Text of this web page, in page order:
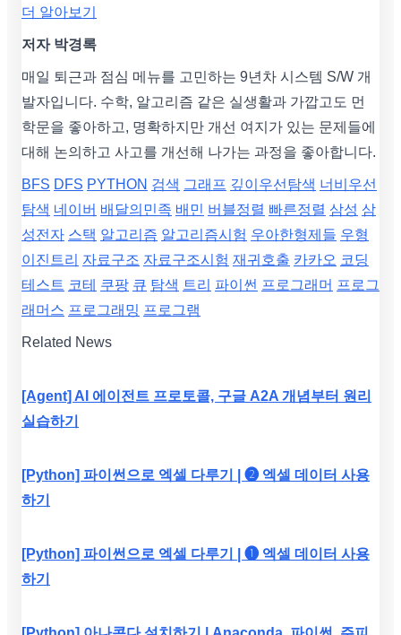
더 알아보기
저자 박경록
매일 퇴근과 점심 메뉴를 고민하는 9년차 시스템 S/W 개
발자입니다. 수학, 알고리즘 같은 실생활과 가깝고도 먼
학문을 좋아하고, 명확하지만 개선 여지가 있는 문제들에
대해 논의하고 사고를 개선해 나가는 과정을 좋아합니다.
BFS DFS PYTHON 검색 그래프 깊이우선탐색 너비우선
탐색 네이버 배달의민족 배민 버블정렬 빠른정렬 삼성 삼
성전자 스택 알고리즘 알고리즘시험 우아한형제들 우형
이진트리 자료구조 자료구조시험 재귀호출 카카오 코딩
테스트 코테 쿠팡 큐 탐색 트리 파이썬 프로그래머 프로그
래머스 프로그래밍 프로그램
Related News
[Agent] AI 에이전트 프로토콜, 구글 A2A 개념부터 원리
실습하기
[Python] 파이썬으로 엑셀 다루기 | ❷ 엑셀 데이터 사용
하기
[Python] 파이썬으로 엑셀 다루기 | ❶ 엑셀 데이터 사용
하기